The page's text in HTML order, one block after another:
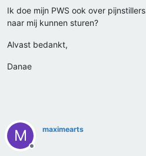
Ik doe mijn PWS ook over
naar mij kunnen sturen?
Alvast bedankt,
Danae
M
Offline
maximearts